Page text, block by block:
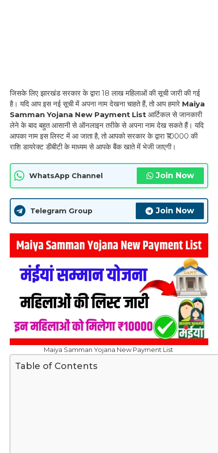
जिसके लिए झारखंड सरकार के द्वारा 18 लाख महिलाओं की सूची जारी की गई
है। यदि आप इस नई सूची में अपना नाम देखना चाहते हैं, तो आप हमारे Maiya
Samman Yojana New Payment List आर्टिकल से जानकारी
लेने के बाद बहुत आसानी से ऑनलाइन तरीके से अपना नाम देख सकते हैं। यदि
आपका नाम इस लिस्ट में आ जाता है, तो आपको सरकार के द्वारा ₹10000 की
राशि डायरेक्ट डीबीटी के माध्यम से आपके बैंक खाते में भेजी जाएगी।
WhatsApp Channel Join Now
Telegram Group Join Now
Maiya Samman Yojana New Payment List
Table of Contents